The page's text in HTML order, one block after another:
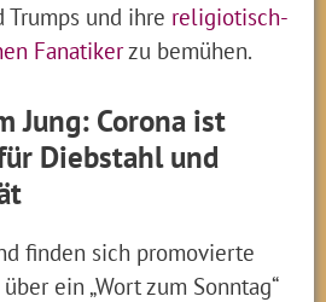
Trumps und ihre religiotisch-
Fanatikerzu bemühen.
Jung: Corona ist
Diebstahl und
finden sich promovierte
ein „Wort zum Sonntag“